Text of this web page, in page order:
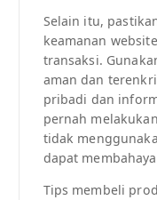
Selain itu,
keamanan
transaksi.
aman dan
pribadi dan
pernah
tidak
dapat
Tips membeli